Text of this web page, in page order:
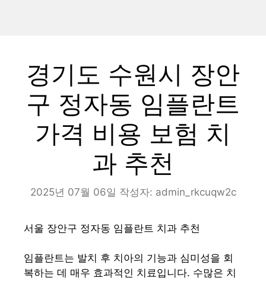
경기도 수원시 장안
구 정자동 임플란트
가격 비용 보험 치
과 추천
2025년 07월 06일 작성자: admin_rkcuqw2c
서울 장안구 정자동 임플란트 치과 추천
임플란트는 발치 후 치아의 기능과 심미성을 회
복하는 데 매우 효과적인 치료입니다. 수많은 치